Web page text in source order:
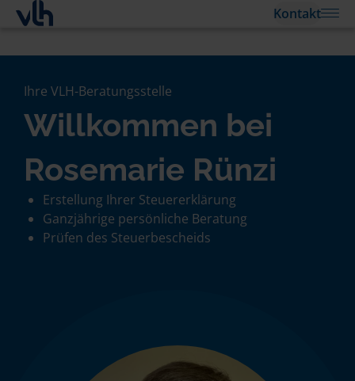
Kontakt
Ihre VLH-Beratungsstelle
Willkommen bei
Rosemarie Rünzi
Erstellung Ihrer Steuererklärung
Ganzjährige persönliche Beratung
Prüfen des Steuerbescheids